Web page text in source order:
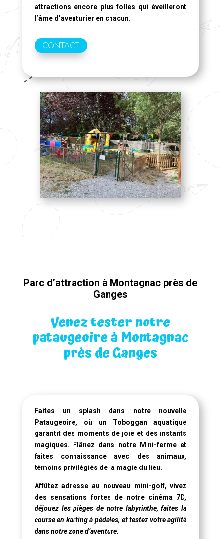
attractions encore plus folles qui éveilleront
l’âme d’aventurier en chacun.
CONTACT
Parc d’attraction à Montagnac près de
Ganges
Venez tester notre
pataugeoire à Montagnac
près de Ganges
Faites un splash dans notre nouvelle
Pataugeoire, où un Toboggan aquatique
garantit des moments de joie et des instants
magiques. Flânez dans notre Mini-ferme et
faites connaissance avec des animaux,
témoins privilégiés de la magie du lieu.
Affûtez adresse au nouveau mini-golf, vivez
des sensations fortes de notre cinéma 7D,
déjouez les pièges de notre labyrinthe, faites la
course en karting à pédales, et testez votre agilité
dans notre zone d’aventure.